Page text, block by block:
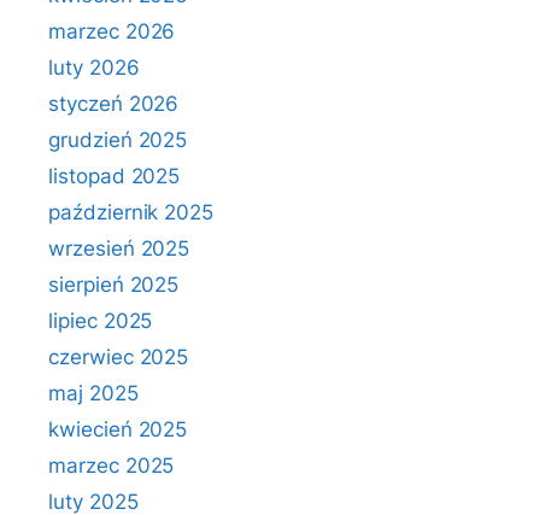
marzec 2026
luty 2026
styczeń 2026
grudzień 2025
listopad 2025
październik 2025
wrzesień 2025
sierpień 2025
lipiec 2025
czerwiec 2025
maj 2025
kwiecień 2025
marzec 2025
luty 2025